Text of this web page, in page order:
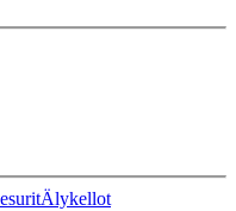
Älykellot